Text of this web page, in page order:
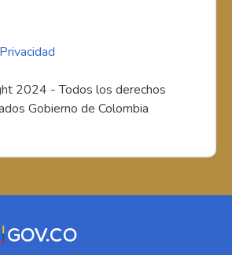
2024 - Todos los derechos
Gobierno de Colombia